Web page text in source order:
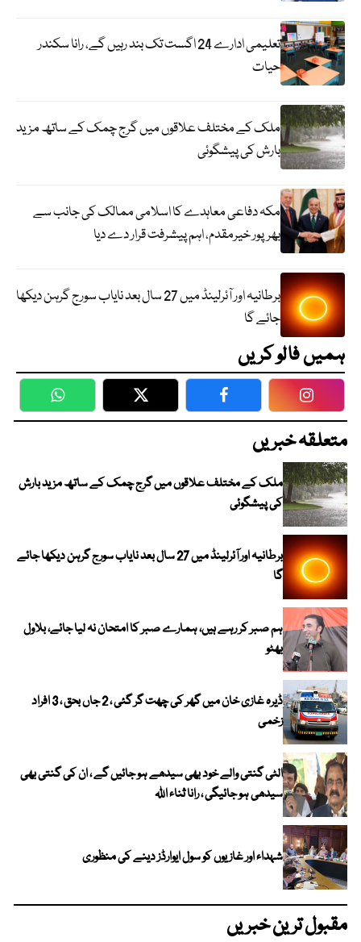
تعلیمی ادارے 24 اگست تک بند رہیں گے، رانا سکندر
حیات
ملک کے مختلف علاقوں میں گرج چمک کے ساتھ مزید
بارش کی پیشگوئی
مکہ دفاعی معاہدے کا اسلامی ممالک کی جانب سے
بھرپور خیرمقدم، اہم پیشرفت قرار دے دیا
برطانیہ اور آئرلینڈ میں 27 سال بعد نایاب سورج گرہن دیکھا
جائے گا
ہمیں فالو کریں
WhatsApp Twitter Facebook
متعلقہ خبریں
ملک کے مختلف علاقوں میں گرج چمک کے ساتھ مزید بارش
کی پیشگوئی
برطانیہ اور آئرلینڈ میں 27 سال بعد نایاب سورج گرہن دیکھا جائے
گا
ہم صبر کر رہے ہیں، ہمارے صبر کا امتحان نہ لیا جائے، بلاول
بھٹو
ڈیرہ غازی خان میں گھر کی چھت گر گئی ، 2 جاں بحق ، 3 افراد
زخمی
الٹی گنتی والے خود بھی سیدھے ہو جائیں گے ، ان کی گنتی بھی
سیدھی ہو جائیگی ، رانا ثناء اللہ
شہداء اور غازیوں کو سول ایوارڈز دینے کی منظوری
مقبول ترین خبریں